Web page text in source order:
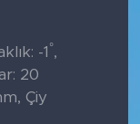
-1 °,
20
Çiy